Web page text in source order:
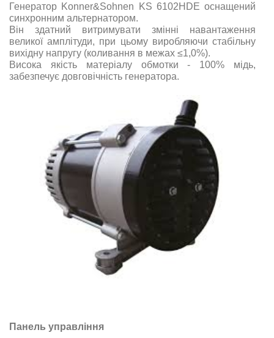
Генератор Konner&Sohnen KS 6102HDE оснащений
синхронним альтернатором.
Він здатний витримувати змінні навантаження
великої амплітуди, при цьому виробляючи стабільну
вихідну напругу (коливання в межах ≤1,0%).
Висока якість матеріалу обмотки - 100% мідь,
забезпечує довговічність генератора.
Панель управління